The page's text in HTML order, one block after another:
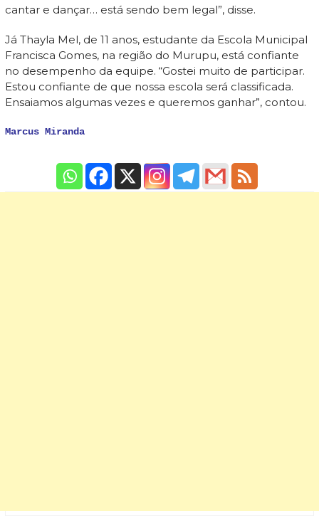
cantar e dançar… está sendo bem legal”, disse.
Já Thayla Mel, de 11 anos, estudante da Escola Municipal
Francisca Gomes, na região do Murupu, está confiante
no desempenho da equipe. “Gostei muito de participar.
Estou confiante de que nossa escola será classificada.
Ensaiamos algumas vezes e queremos ganhar”, contou.
Marcus Miranda